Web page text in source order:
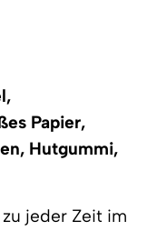
Papier,
Hutgummi,
jeder Zeit im